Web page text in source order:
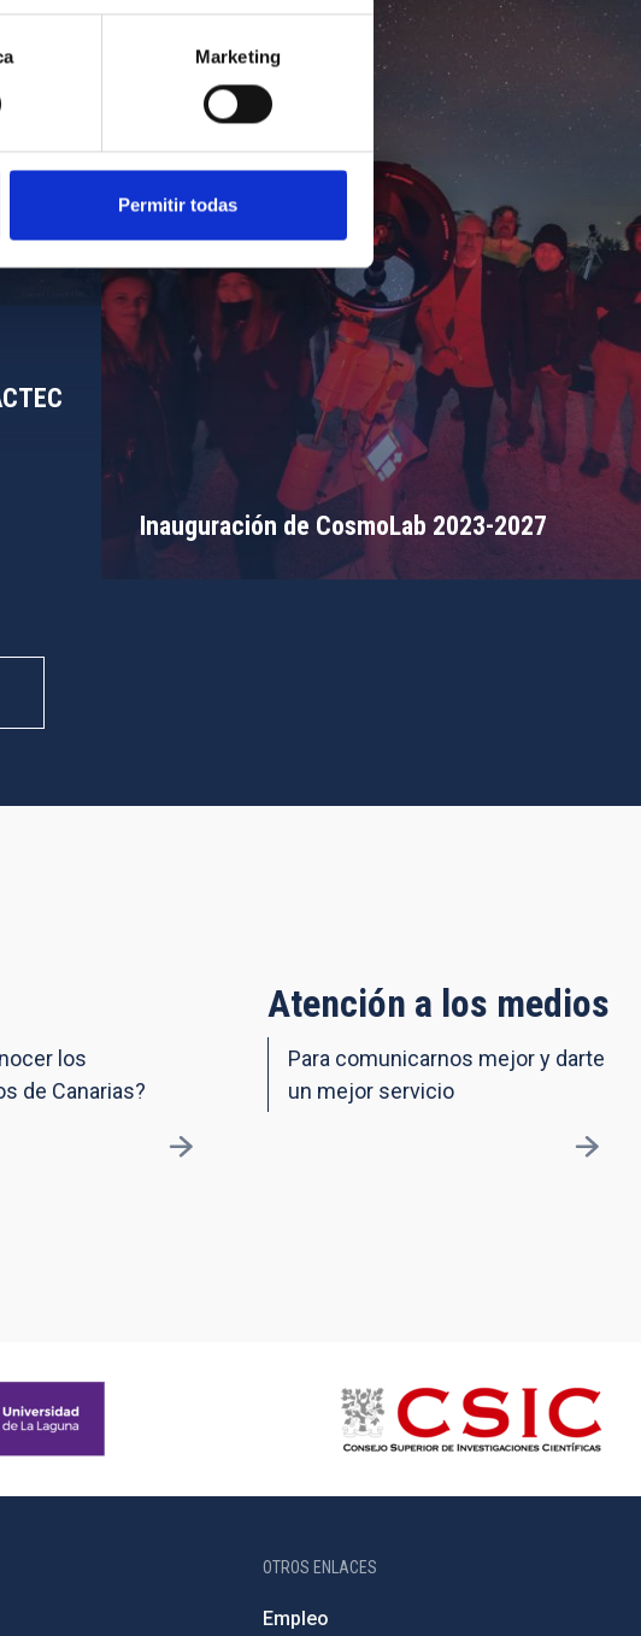
Marketing
Permitir todas
Inauguración de CosmoLab 2023-2027
los
de Canarias?
Atención a los medios
Para comunicarnos mejor y darte
un mejor servicio
OTROS ENLACES
Empleo